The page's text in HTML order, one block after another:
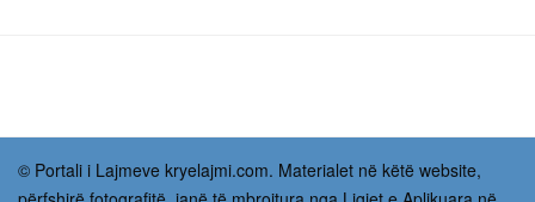
© Portali i Lajmeve kryelajmi.com. Materialet në këtë website,